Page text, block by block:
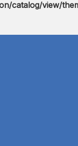
catalog/view/